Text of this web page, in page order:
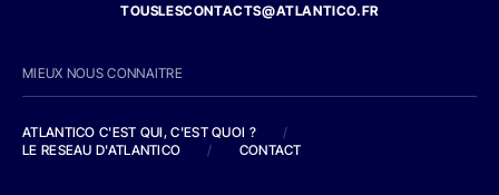
TOUSLESCONTACTS@ATLANTICO.FR
MIEUX NOUS CONNAITRE
ATLANTICO C'EST QUI, C'EST QUOI ?
/
LE RESEAU D'ATLANTICO
/ CONTACT